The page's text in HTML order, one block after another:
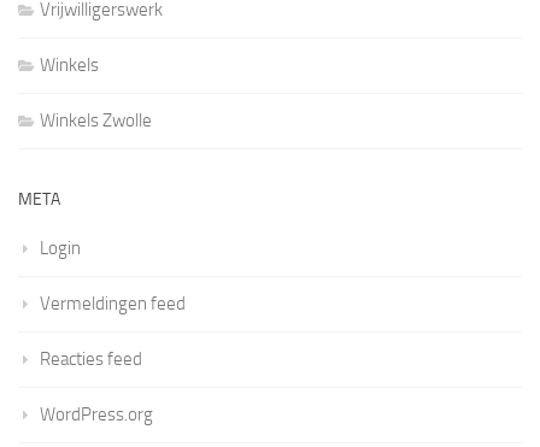
Vrijwilligerswerk
Winkels
Winkels Zwolle
META
Login
Vermeldingen feed
Reacties feed
WordPress.org